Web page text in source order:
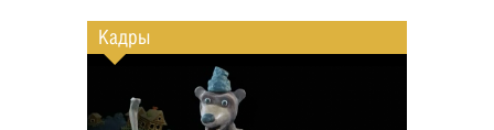
Кадры